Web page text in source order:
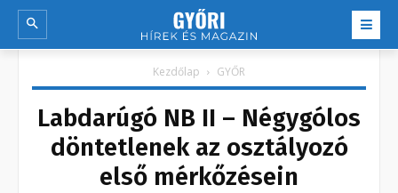
Kezdőlap GYŐR
Labdarúgó NB II – Négygólos
döntetlenek az osztályozó
első mérkőzésein